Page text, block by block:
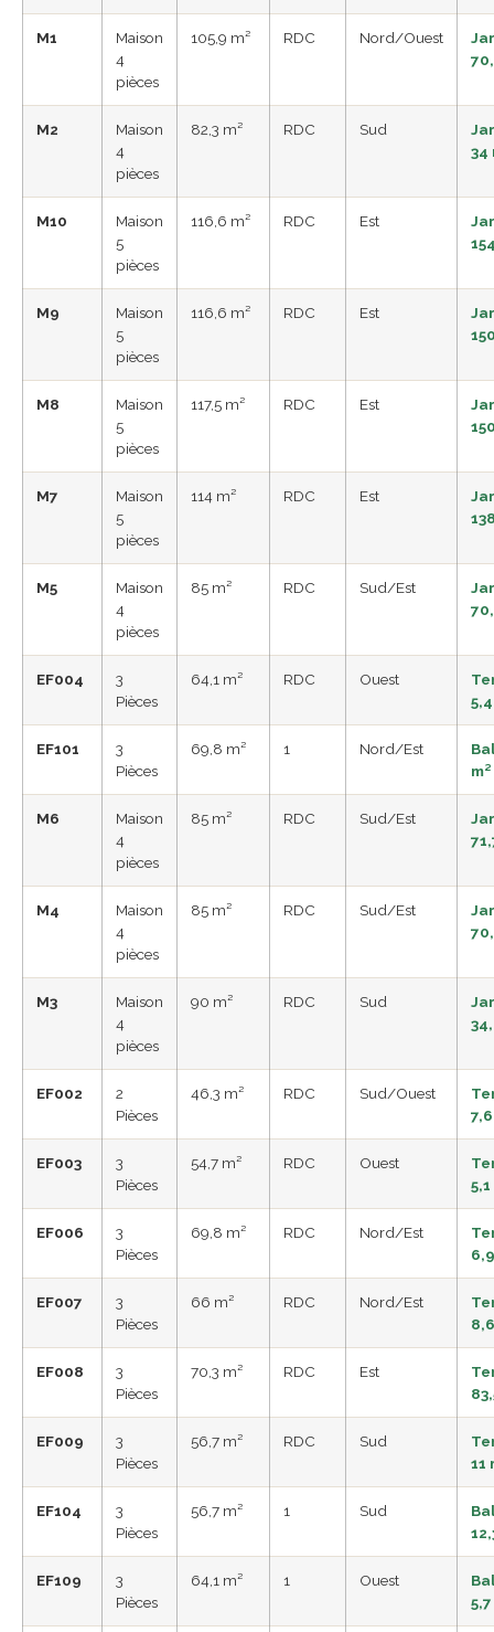
M1
Maison
4
pièces
105,9 m² RDC Nord/Ouest
M2
Maison
4
pièces
82,3 m² RDC Sud
34
M10
Maison
5
pièces
116,6 m² RDC Est
M9
Maison
5
pièces
116,6 m² RDC Est
M8
Maison
5
pièces
117,5 m² RDC Est
M7
Maison
5
pièces
114 m² RDC Est
M5
Maison
4
pièces
85 m² RDC Sud/Est
EF004
3
Pièces
64,1 m² RDC Ouest
EF101
3
Pièces
69,8 m² 1 Nord/Est
m²
M6
Maison
4
pièces
85 m² RDC Sud/Est
M4
Maison
4
pièces
85 m² RDC Sud/Est
M3
Maison
4
pièces
90 m² RDC Sud
EF002
2
Pièces
46,3 m² RDC Sud/Ouest
EF003
3
Pièces
54,7 m² RDC Ouest
5,1
EF006
3
Pièces
69,8 m² RDC Nord/Est
EF007
3
Pièces
66 m² RDC Nord/Est
EF008
3
Pièces
70,3 m² RDC Est
EF009
3
Pièces
56,7 m² RDC Sud
11
EF104
3
Pièces
56,7 m² 1 Sud
EF109
3
Pièces
64,1 m² 1 Ouest